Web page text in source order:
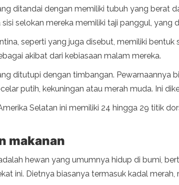
ditandai dengan memiliki tubuh yang berat
sisi selokan mereka memiliki taji panggul, yang
seperti yang juga disebut, memiliki
akibat dari kebiasaan malam mereka.
ditutupi dengan timbangan. Pewarnaannya
putih, kekuningan atau merah muda. Ini
Selatan ini memiliki 24 hingga 29 titik
makanan
hewan yang umumnya hidup di bumi,
ini. Dietnya biasanya termasuk kadal merah,